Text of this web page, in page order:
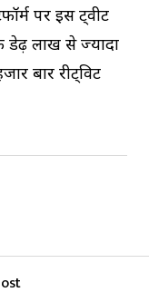
पर इस ट्वीट
डेढ़ लाख से ज्यादा
बार रीट्विट